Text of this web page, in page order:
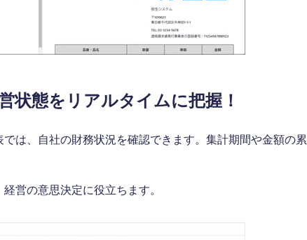
状態をリアルタイムに把握！
は、自社の財務状況を確認できます。集計期間や金額の累
営の意思決定に役立ちます。